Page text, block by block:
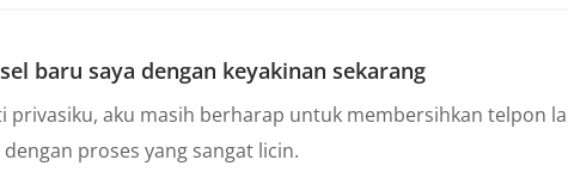
baru saya dengan keyakinan sekarang
aku masih berharap untuk membersihkan telpon
proses yang sangat licin.